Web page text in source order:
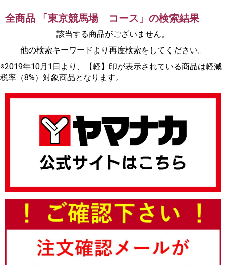
%E8%88%B9%E6%A9%8B
丼
全商品 「東京競馬場 コース」の検索結果
該当する商品がございません。
他の検索キーワードより再度検索をしてください。
※2019年10月1日より、【軽】印が表示されている商品は軽減
税率（8%）対象商品となります。